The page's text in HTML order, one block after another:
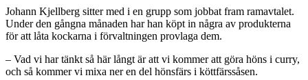
Johann Kjellberg sitter med i en grupp som jobbat fram ramavtalet.
Under den gångna månaden har han köpt in några av produkterna
för att låta kockarna i förvaltningen provlaga dem.
– Vad vi har tänkt så här långt är att vi kommer att göra höns i curry,
och så kommer vi mixa ner en del hönsfärs i köttfärssåsen.